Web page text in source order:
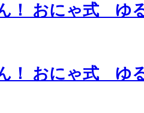
！ おにゃ式 ゆ
！ おにゃ式 ゆ